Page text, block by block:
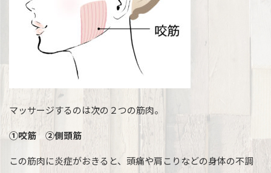
マッサージするのは次の２つの筋肉。
①咬筋 ②側頭筋
この筋肉に炎症がおきると、頭痛や肩こりなどの身体の不調